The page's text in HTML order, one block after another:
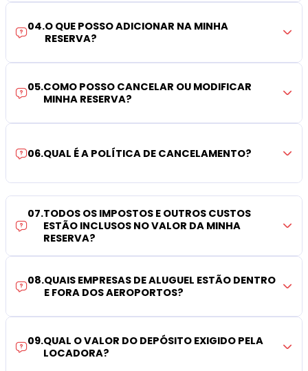
04.O QUE POSSO ADICIONAR NA MINHA
RESERVA?
05.COMO POSSO CANCELAR OU MODIFICAR
MINHA RESERVA?
06.QUAL É A POLÍTICA DE CANCELAMENTO?
07.TODOS OS IMPOSTOS E OUTROS CUSTOS
ESTÃO INCLUSOS NO VALOR DA MINHA
RESERVA?
08.QUAIS EMPRESAS DE ALUGUEL ESTÃO DENTRO
E FORA DOS AEROPORTOS?
09.QUAL O VALOR DO DEPÓSITO EXIGIDO PELA
LOCADORA?